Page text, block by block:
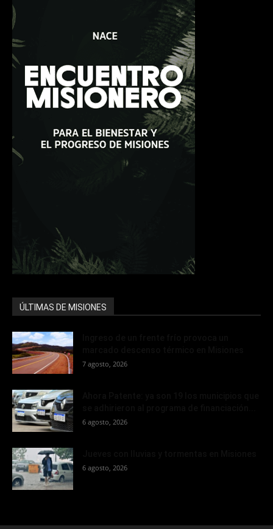
ÚLTIMAS DE MISIONES
7 agosto, 2026
6 agosto, 2026
6 agosto, 2026